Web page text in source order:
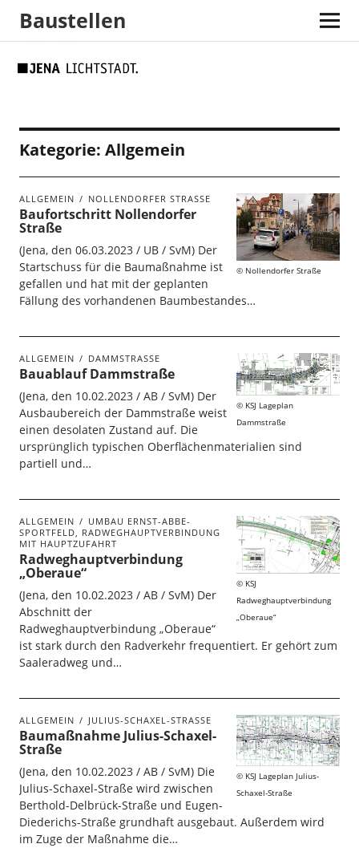
map
Baustellen
Kategorie: Allgemein
Nollendorfer Straße
ALLGEMEIN NOLLENDORFER STRASSE
Baufortschritt Nollendorfer
Straße
(Jena, den 06.03.2023 / UB / SvM) Der
Startschuss für die Baumaßnahme ist
gefallen und hat mit der geplanten
Fällung des vorhandenen Baumbestandes…
KSJ Lageplan
Dammstraße
ALLGEMEIN DAMMSTRASSE
Bauablauf Dammstraße
(Jena, den 10.02.2023 / AB / SvM) Der
Ausbaubereich der Dammstraße weist
einen desolaten Zustand auf. Die
ursprünglich typischen Oberflächenmaterialien sind
partiell und…
KSJ
Radweghauptverbindung
„Oberaue“
ALLGEMEIN
UMBAU ERNST-ABBE-
SPORTFELD, RADWEGHAUPTVERBINDUNG
MIT HAUPTZUFAHRT
Radweghauptverbindung
„Oberaue“
(Jena, den 10.02.2023 / AB / SvM) Der
Abschnitt der
Radweghauptverbindung „Oberaue“
ist stark durch den Radverkehr frequentiert. Er gehört zum
Saaleradweg und…
KSJ Lageplan Julius-
Schaxel-Straße
ALLGEMEIN JULIUS-SCHAXEL-STRASSE
Baumaßnahme Julius-Schaxel-
Straße
(Jena, den 10.02.2023 / AB / SvM) Die
Julius-Schaxel-Straße wird zwischen
Berthold-Delbrück-Straße und Eugen-
Diederichs-Straße grundhaft ausgebaut. Außerdem wird
im Zuge der Maßnahme die…